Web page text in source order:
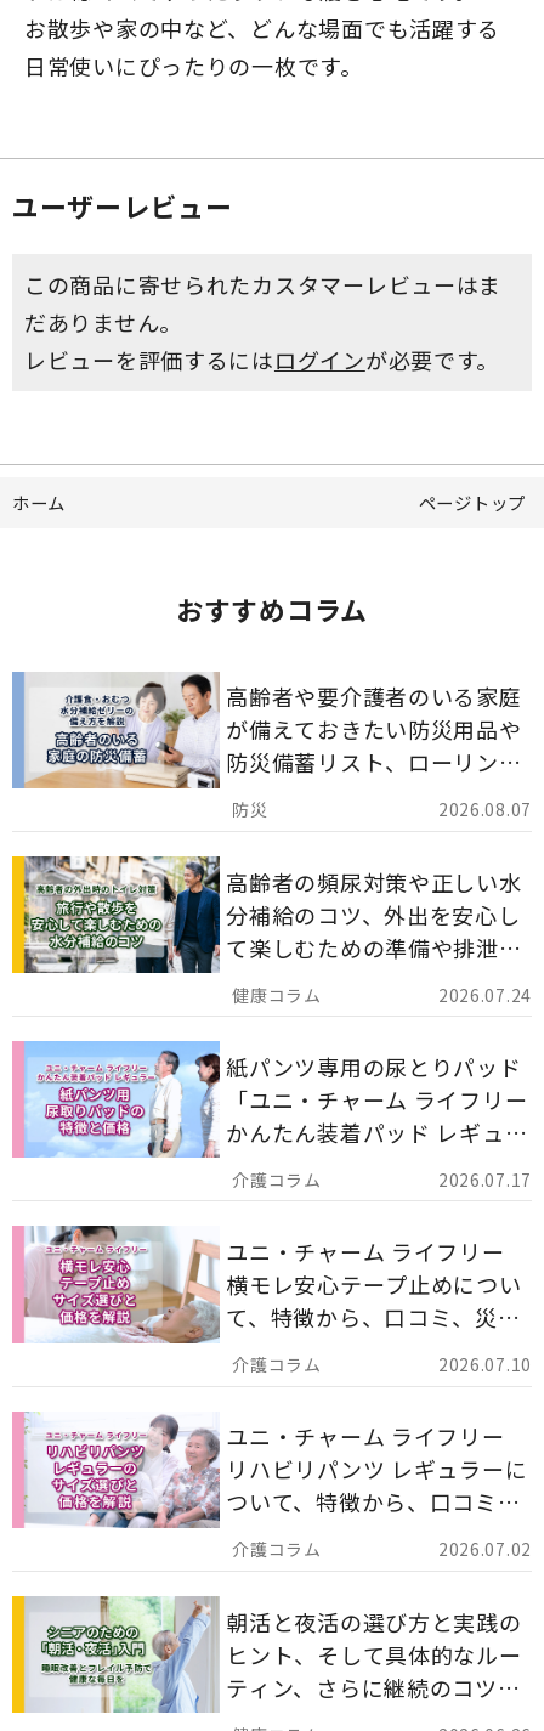
お散歩や家の中など、どんな場面でも活躍する
日常使いにぴったりの一枚です。
ユーザーレビュー
この商品に寄せられたカスタマーレビューはま
だありません。
レビューを評価するにはログインが必要です。
ホーム ページトップ
おすすめコラム
2026.08.07
高齢者や要介護者のいる家庭
が備えておきたい防災用品や
防災備蓄リスト、ローリング
ストックのポイントについて
解説します。
2026.07.24
高齢者の頻尿対策や正しい水
分補給のコツ、外出を安心し
て楽しむための準備や排泄ケ
ア用品の選び方を解説しま
す。
2026.07.17
紙パンツ専用の尿とりパッド
「ユニ・チャーム ライフリー
かんたん装着パッド レギュラ
ー 計162枚」について解説し
ます。
2026.07.10
ユニ・チャーム ライフリー
横モレ安心テープ止めについ
て、特徴から、口コミ、災害
備蓄としての活用法まで分か
りやすく解説します。
2026.07.02
ユニ・チャーム ライフリー
リハビリパンツ レギュラーに
ついて、特徴から、口コミ、
災害備蓄としての活用法まで
分かりやすく解説します。
朝活と夜活の選び方と実践の
ヒント、そして具体的なルー
ティン、さらに継続のコツま
でを詳しくご紹介します。